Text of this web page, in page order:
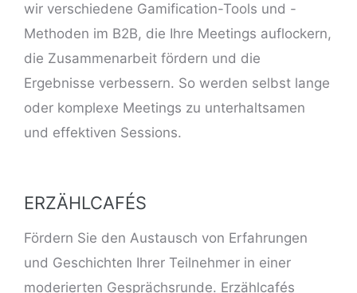
wir verschiedene Gamification-Tools und -
Methoden im B2B, die Ihre Meetings auflockern,
die Zusammenarbeit fördern und die
Ergebnisse verbessern. So werden selbst lange
oder komplexe Meetings zu unterhaltsamen
und effektiven Sessions.
ERZÄHLCAFÉS
Fördern Sie den Austausch von Erfahrungen
und Geschichten Ihrer Teilnehmer in einer
moderierten Gesprächsrunde. Erzählcafés